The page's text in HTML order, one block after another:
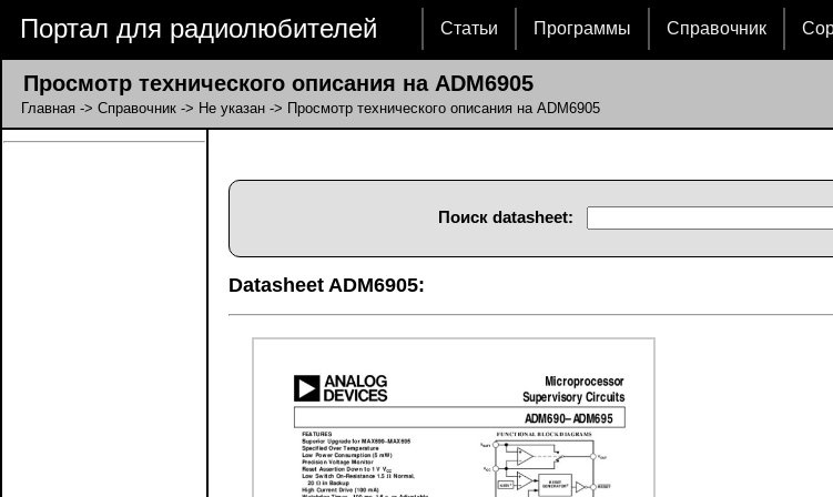
Портал для радиолюбителей Статьи Программы Справочник
Просмотр технического описания на ADM6905
Главная -> Справочник -> Не указан -> Просмотр технического описания на ADM6905
Поиск datasheet:
Datasheet ADM6905: